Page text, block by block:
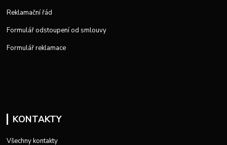
Reklamační řád
Formulář odstoupení od smlouvy
Formulář reklamace
KONTAKTY
Všechny kontakty